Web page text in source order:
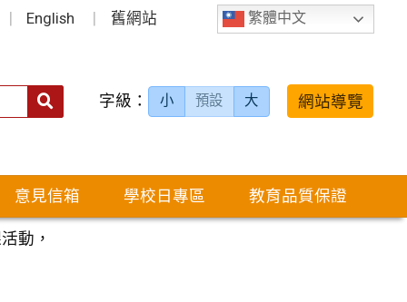
繁體中文
English 舊網站
字級： 小 預設 大 網站導覽
意見信箱 學校日專區 教育品質保證
動，